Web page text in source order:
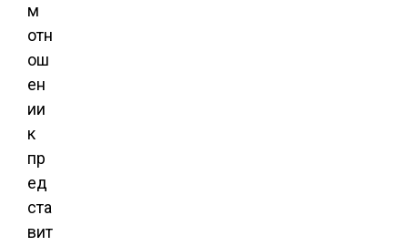
м
отн
ош
ен
ии
к
пр
ед
ста
вит